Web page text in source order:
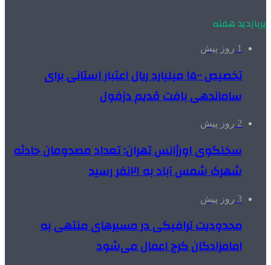
پربازدید هفته
1 روز پیش
تخصیص ۱۵۰۰ میلیارد ریال اعتبار استانی برای
ساماندهی بافت قدیم دزفول
2 روز پیش
سخنگوی اورژانس تهران: تعداد مصدومان حادثه
شهرک شمس آباد به ۲۱نفر رسید
3 روز پیش
محدودیت ترافیکی در مسیرهای منتهی به
امامزادگان کرج اعمال می‌شود